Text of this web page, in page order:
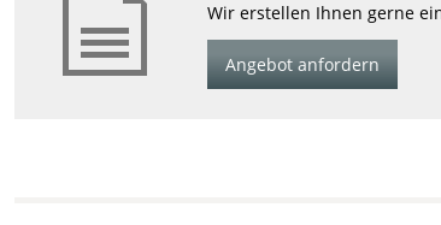
Wir erstellen Ihnen gerne
Angebot anfordern